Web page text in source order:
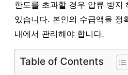
한도를 초과할 경우 압류 방지
있습니다. 본인의 수급액을 정
내에서 관리해야 합니다.
Table of Contents